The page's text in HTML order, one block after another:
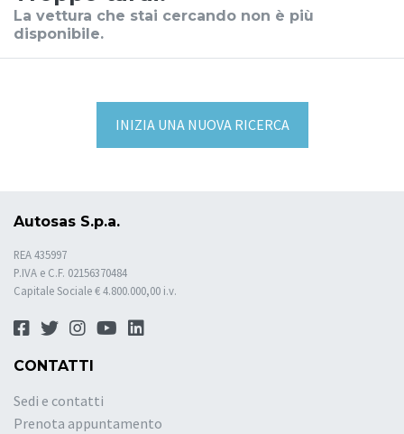
La vettura che stai cercando non è più
disponibile.
INIZIA UNA NUOVA RICERCA
Autosas S.p.a.
REA 435997
P.IVA e C.F. 02156370484
Capitale Sociale € 4.800.000,00 i.v.
CONTATTI
Sedi e contatti
Prenota appuntamento